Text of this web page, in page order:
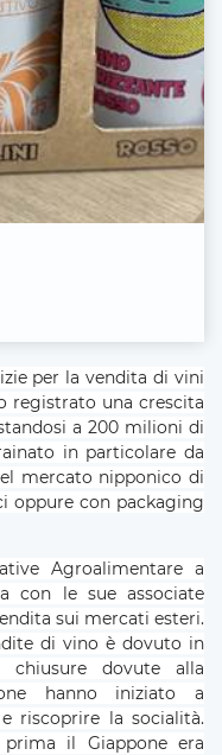
per la vendita di vini
registrato una crescita
a 200 milioni di
in particolare da
mercato nipponico di
oppure con packaging
Agroalimentare a
con le sue associate
sui mercati esteri.
di vino è dovuto in
dovute alla
hanno iniziato a
riscoprire la socialità.
il Giappone era